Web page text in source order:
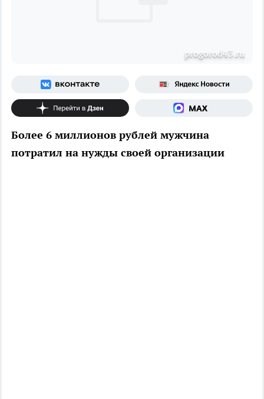
рrogorod43.ru
Более 6 миллионов рублей мужчина
потратил на нужды своей организации